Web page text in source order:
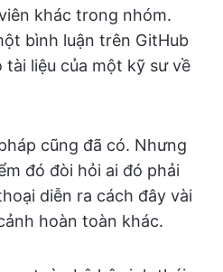
khác trong nhóm.
bình luận trên GitHub
liệu của một kỹ sư về
cũng đã có. Nhưng
đó đòi hỏi ai đó phải
diễn ra cách đây vài
hoàn toàn khác.